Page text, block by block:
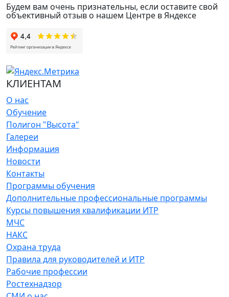
Будем вам очень признательны, если оставите свой
объективный отзыв о нашем Центре в Яндексе
КЛИЕНТАМ
О нас
Обучение
Полигон "Высота"
Галереи
Информация
Новости
Контакты
Программы обучения
Дополнительные профессиональные программы
Курсы повышения квалификации ИТР
МЧС
НАКС
Охрана труда
Правила для руководителей и ИТР
Рабочие профессии
Ростехнадзор